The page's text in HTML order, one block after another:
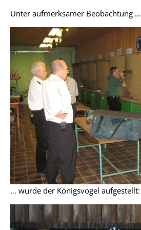
Unter aufmerksamer Beobachtung …
… wurde der Königsvogel aufgestellt: